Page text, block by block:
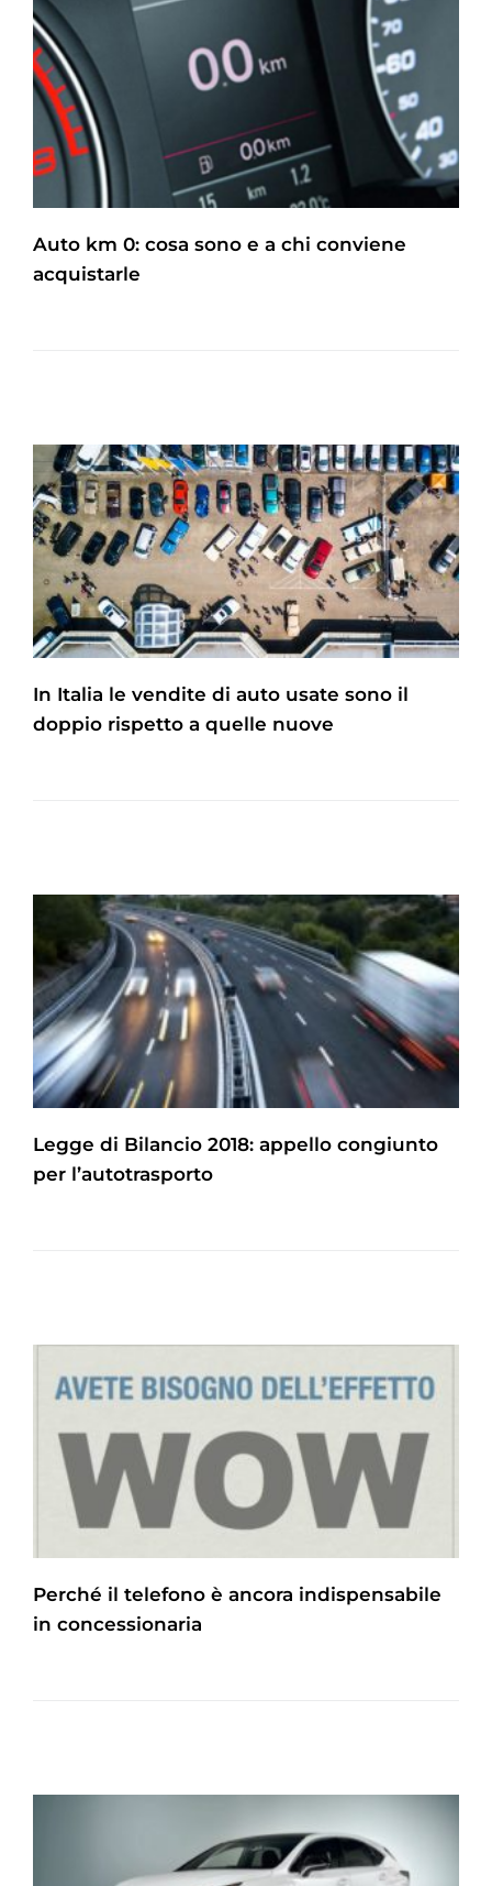
Auto km 0: cosa sono e a chi conviene
acquistarle
In Italia le vendite di auto usate sono il
doppio rispetto a quelle nuove
Legge di Bilancio 2018: appello congiunto
per l’autotrasporto
Perché il telefono è ancora indispensabile
in concessionaria